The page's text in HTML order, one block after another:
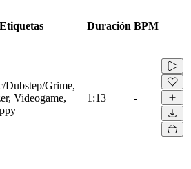
Etiquetas Duración BPM
Dubstep/Grime,
Videogame,
1:13 -